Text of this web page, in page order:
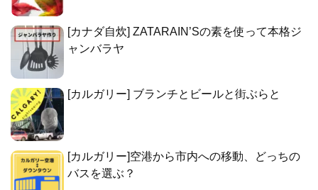
[カナダ自炊] ZATARAIN’Sの素を使って本格ジ
ャンバラヤ
[カルガリー] ブランチとビールと街ぶらと
[カルガリー]空港から市内への移動、どっちの
バスを選ぶ？